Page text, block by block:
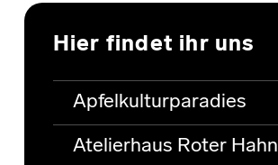
Hier findet ihr uns
Apfelkulturparadies
Atelierhaus Roter Hahn